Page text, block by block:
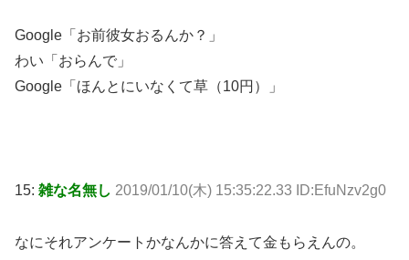
Google「お前彼女おるんか？」
わい「おらんで」
Google「ほんとにいなくて草（10円）」
15: 雑な名無し 2019/01/10(木) 15:35:22.33 ID:EfuNzv2g0
なにそれアンケートかなんかに答えて金もらえんの。